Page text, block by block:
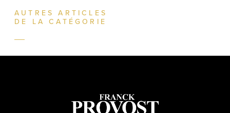
AUTRES ARTICLES
DE LA CATÉGORIE